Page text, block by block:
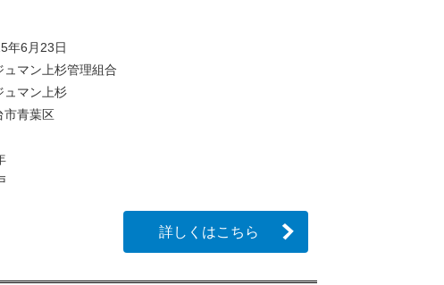
年6月23日
ュマン上杉管理組合
ュマン上杉
市青葉区
詳しくはこちら